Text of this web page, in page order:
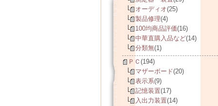
オーディオ(25)
製品修理(4)
100均商品評価(16)
中華直購入品など(14)
分類無(1)
ＰＣ (194)
マザーボード(20)
表示系(9)
記憶装置(17)
入出力装置(14)